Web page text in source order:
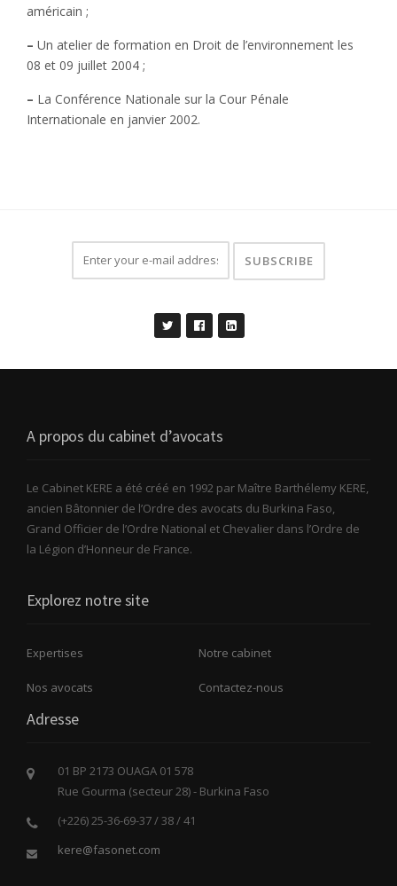
américain ;
– Un atelier de formation en Droit de l’environnement les
08 et 09 juillet 2004 ;
– La Conférence Nationale sur la Cour Pénale
Internationale en janvier 2002.
A propos du cabinet d’avocats
Le Cabinet KERE a été créé en 1992 par Maître Barthélemy KERE,
ancien Bâtonnier de l’Ordre des avocats du Burkina Faso,
Grand Officier de l’Ordre National et Chevalier dans l’Ordre de
la Légion d’Honneur de France.
Explorez notre site
Expertises Notre cabinet
Nos avocats Contactez-nous
Adresse
01 BP 2173 OUAGA 01 578
Rue Gourma (secteur 28) - Burkina Faso
(+226) 25-36-69-37 / 38 / 41
kere@fasonet.com